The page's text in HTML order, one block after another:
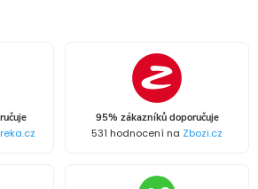
95% zákazníků doporučuje
531 hodnocení na Zbozi.cz